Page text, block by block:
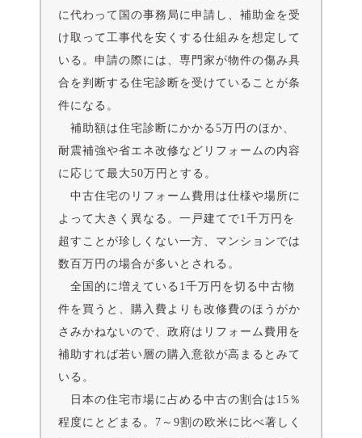
に代わって国の事務局に申請し、補助金を受
け取って工事代を安くする仕組みを想定して
いる。申請の際には、専門家が物件の傷み具
合を判断する住宅診断を受けていることが条
件になる。
補助額は住宅診断にかかる5万円のほか、
耐震補強や省エネ改修などリフォームの内容
に応じて最大50万円とする。
中古住宅のリフォーム費用は仕様や場所に
よって大きく異なる。一戸建てで1千万円を
超すことが珍しくない一方、マンションでは
数百万円の場合が多いとされる。
全国的に増えている1千万円を切る中古物
件を買うと、購入費よりも改修費のほうがか
さみかねないので、政府はリフォーム費用を
補助すれば若い層の購入意欲が高まるとみて
いる。
日本の住宅市場に占める中古の割合は15％
程度にとどまる。7～9割の欧米に比べ著しく